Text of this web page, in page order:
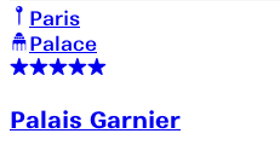
Paris
Palace
Palais Garnier